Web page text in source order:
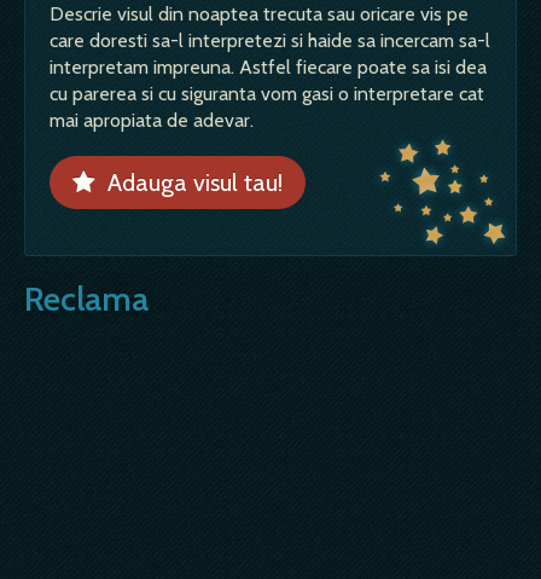
Descrie visul din noaptea trecuta sau oricare vis pe
care doresti sa-l interpretezi si haide sa incercam sa-l
interpretam impreuna. Astfel fiecare poate sa isi dea
cu parerea si cu siguranta vom gasi o interpretare cat
mai apropiata de adevar.
Adauga visul tau!
Reclama